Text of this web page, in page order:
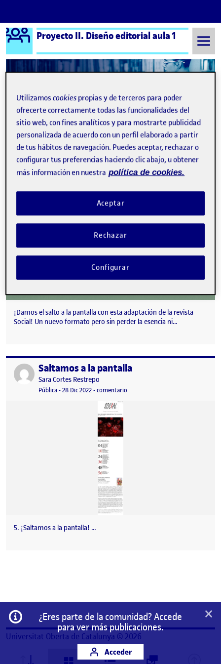
Saltar al contenido
Logo Ágora
Proyecto II. Diseño editorial aula 1
Semestre 20221 - Aula 1 28 Diciembre, 2022
28 Diciembre, 2022
Publicado por5. ¡Saltamos a la pantalla!
Publicado por
Aitana Gomez Fernandez
Visibilidad:
Pública -Fecha de publicación
28 Dic 202229 diciembre, 2022 12:25 am
-comentarioen 5. ¡Saltamos a la pantalla!
¡Damos el salto a la pantalla con esta adaptación de la revista
Social! Un nuevo formato pero sin perder la esencia ni…
Publicado porSaltamos a la pantalla
Publicado por
Sara Cortes Restrepo
Visibilidad:
Pública-Fecha de publicación
28 Dic 2022-comentario
5. ¡Saltamos a la pantalla! …
Información
¿Eres parte de la comunidad? Accede
para ver más publicaciones.
Acceder
×
Universitat Oberta de Catalunya © 2026
Utilizamoscookies propias y de terceros para poder
ofrecerte correctamente todas las funcionalidades del
sitio web, con fines analíticos y para mostrarte publicidad
personalizada de acuerdo con un perfil elaborado a partir
de tus hábitos de navegación. Puedes aceptar, rechazar o
configurar tus preferencias haciendo clic abajo, u obtener
más información en nuestra política de cookies.
Rechazar
Aceptar
Configurar